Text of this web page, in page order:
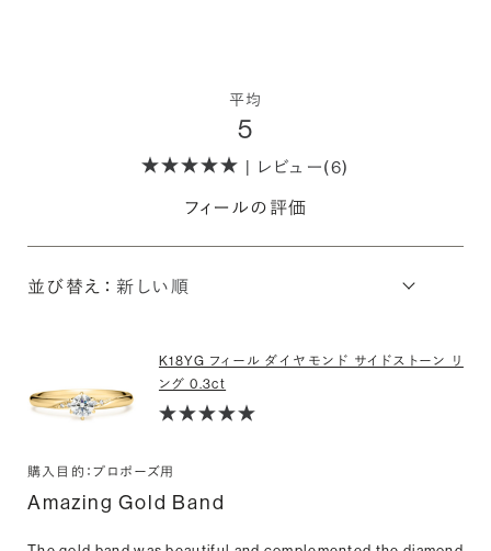
平均
5
| レビュー(6)
フィールの評価
並び替え：
K18YG フィール ダイヤモンド サイドストーン リ
ング 0.3ct
購入目的：プロポーズ用
Amazing Gold Band